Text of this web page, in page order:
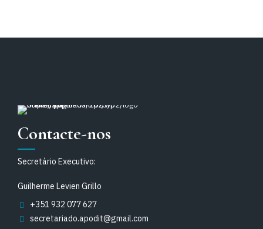
Contacte-nos
Secretário Executivo:
Guilherme Levien Grillo
+351 932 077 627
secretariado.apodit@gmail.com